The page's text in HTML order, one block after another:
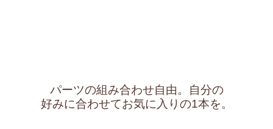
パーツの組み合わせ自由。自分の
好みに合わせてお気に入りの1本を。